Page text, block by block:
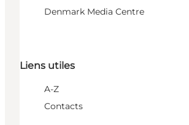
Denmark Media Centre
Liens utiles
A-Z
Contacts